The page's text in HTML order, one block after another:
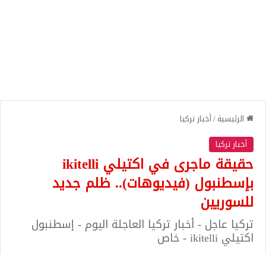
الرئيسية/أخبار تركيا
أخبار تركيا
حقيقة ماجرى في اكتيلي ikitelli
بإسطنبول (فيديوهات).. ظلم جديد
للسوريين
تركيا عاجل - أخبار تركيا العاجلة اليوم - إسطنبول
اكتيلي ikitelli - خاص